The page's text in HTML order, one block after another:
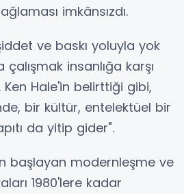
imkânsızdı.
ve baskı yoluyla yok
insanlığa karşı
Hale'in belirttiği gibi,
bir kültür, entelektüel bir
da yitip gider".
başlayan modernleşme ve
1980'lere kadar